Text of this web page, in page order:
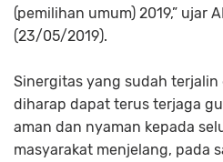
(pemilihan umum) 2019,” ujar
(23/05/2019).
Sinergitas yang sudah
diharap dapat terus terjaga
aman dan nyaman kepada
masyarakat menjelang, pada